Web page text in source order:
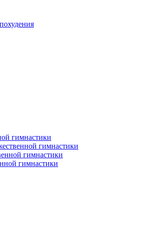
гимнастики
гимнастики
гимнастики
гимнастики